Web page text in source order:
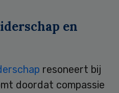
en
resoneert bij
doordat compassie